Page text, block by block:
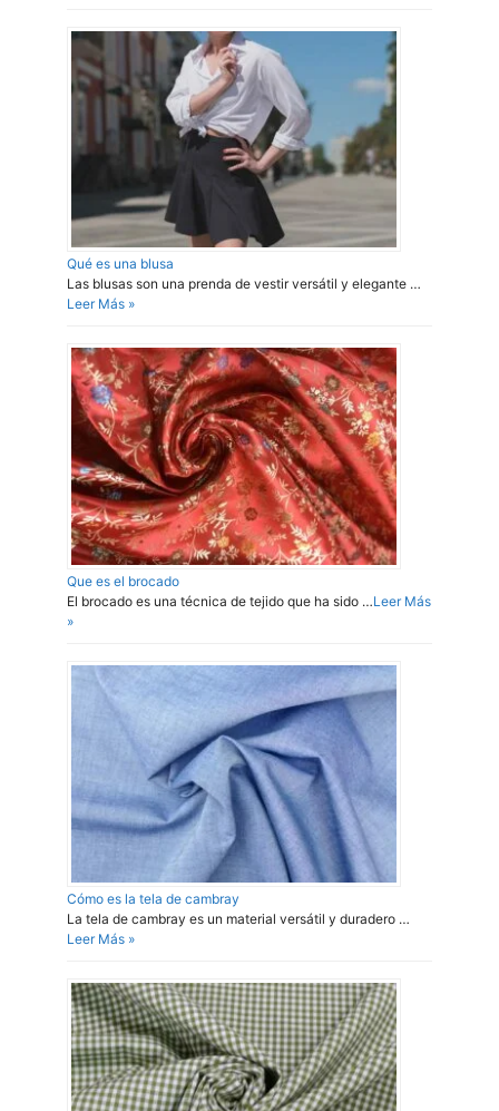
Qué es una blusa
Las blusas son una prenda de vestir versátil y elegante …
Leer Más »
Que es el brocado
El brocado es una técnica de tejido que ha sido …Leer Más
»
Cómo es la tela de cambray
La tela de cambray es un material versátil y duradero …
Leer Más »